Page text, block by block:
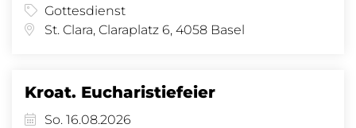
Gottesdienst
St. Clara, Claraplatz 6, 4058 Basel
Kroat. Eucharistiefeier
So. 16.08.2026